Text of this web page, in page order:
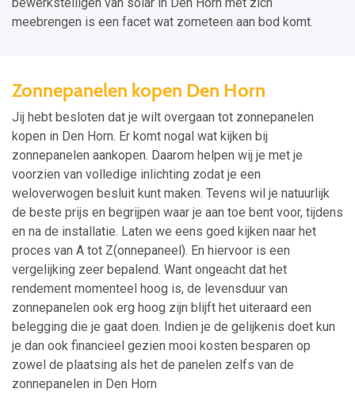
bewerkstelligen van solar in Den Horn met zich
meebrengen is een facet wat zometeen aan bod komt.
Zonnepanelen kopen Den Horn
Jij hebt besloten dat je wilt overgaan tot zonnepanelen
kopen in Den Horn. Er komt nogal wat kijken bij
zonnepanelen aankopen. Daarom helpen wij je met je
voorzien van volledige inlichting zodat je een
weloverwogen besluit kunt maken. Tevens wil je natuurlijk
de beste prijs en begrijpen waar je aan toe bent voor, tijdens
en na de installatie. Laten we eens goed kijken naar het
proces van A tot Z(onnepaneel). En hiervoor is een
vergelijking zeer bepalend. Want ongeacht dat het
rendement momenteel hoog is, de levensduur van
zonnepanelen ook erg hoog zijn blijft het uiteraard een
belegging die je gaat doen. Indien je de gelijkenis doet kun
je dan ook financieel gezien mooi kosten besparen op
zowel de plaatsing als het de panelen zelfs van de
zonnepanelen in Den Horn